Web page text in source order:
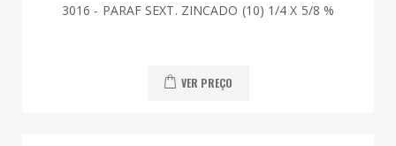
3016 - PARAF SEXT. ZINCADO (10) 1/4 X 5/8 %
VER PREÇO